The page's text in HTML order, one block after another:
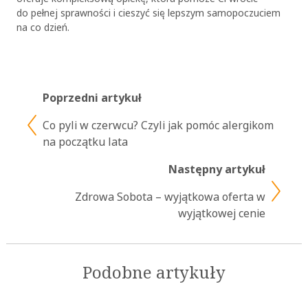
do pełnej sprawności i cieszyć się lepszym samopoczuciem
na co dzień.
Poprzedni artykuł
Co pyli w czerwcu? Czyli jak pomóc alergikom
na początku lata
Następny artykuł
Zdrowa Sobota – wyjątkowa oferta w
wyjątkowej cenie
Podobne artykuły